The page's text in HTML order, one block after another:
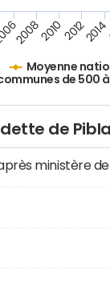
Moyenne
de 500
2008201020122014
de
ministère